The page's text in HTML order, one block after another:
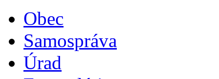
Obec
Samospráva
Úrad